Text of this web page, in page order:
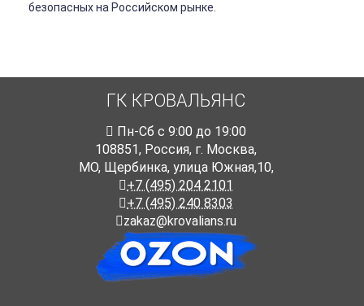
безопасных на Российском рынке.
ГК КРОВАЛЬЯНС
Пн-Cб с 9:00 до 19:00
108851, Россия, г. Москва,
МО, Щербинка, улица Южная,10,
+7 (495) 204 2101
+7 (495) 240 8303
zakaz@krovalians.ru